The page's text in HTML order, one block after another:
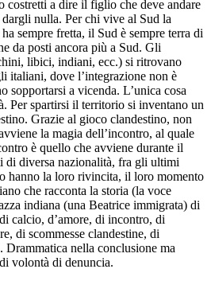
costretti a dire il figlio che deve andare
nulla. Per chi vive al Sud la
sempre fretta, il Sud è sempre terra di
da posti ancora più a Sud. Gli
libici, indiani, ecc.) si ritrovano
italiani, dove l’integrazione non è
sopportarsi a vicenda. L’unica cosa
Per spartirsi il territorio si inventano un
Grazie al gioco clandestino, non
la magia dell’incontro, al quale
è quello che avviene durante il
di diversa nazionalità, fra gli ultimi
hanno la loro rivincita, il loro momento
che racconta la storia (la voce
indiana (una Beatrice immigrata) di
calcio, d’amore, di incontro, di
di scommesse clandestine, di
Drammatica nella conclusione ma
volontà di denuncia.